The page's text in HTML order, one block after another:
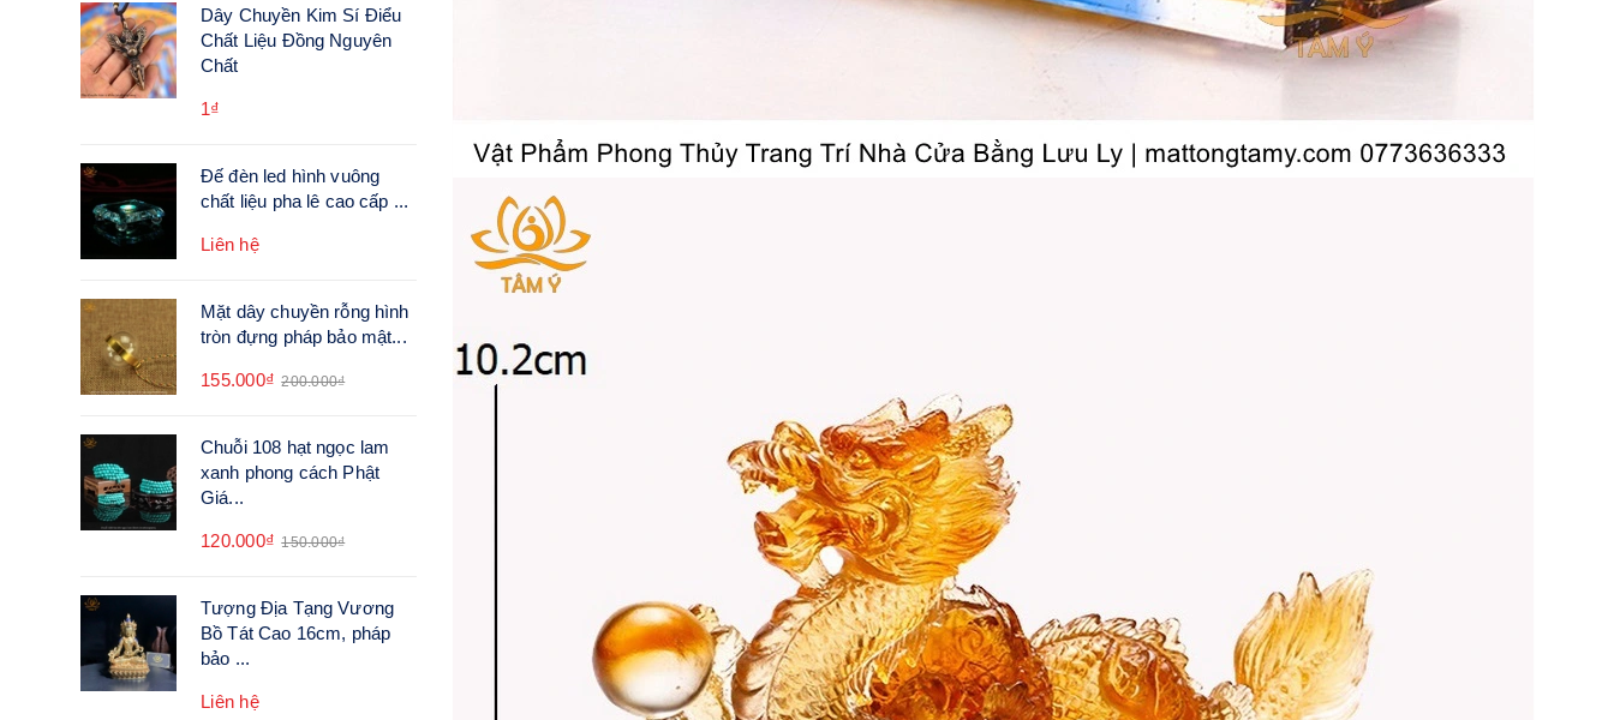
Dây Chuyền Kim Sí Điểu
Chất Liệu Đồng Nguyên
Chất
1₫
Đế đèn led hình vuông
chất liệu pha lê cao cấp ...
Liên hệ
Mặt dây chuyền rỗng hình
tròn đựng pháp bảo mật...
155.000₫ 200.000₫
Chuỗi 108 hạt ngọc lam
xanh phong cách Phật
Giá...
120.000₫ 150.000₫
Tượng Địa Tạng Vương
Bồ Tát Cao 16cm, pháp
bảo ...
Liên hệ